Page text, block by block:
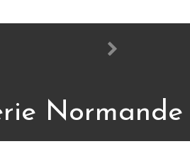
Normande